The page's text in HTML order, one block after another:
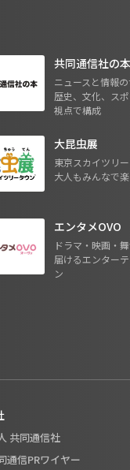
共同通信社の本
ニュースと情報
歴史、文化、ス
視点で構成
大昆虫展
東京スカイツリ
大人もみんなで
エンタメOVO
ドラマ・映画・
届けるエンター
ン
共同通信社
通信PRワイヤー